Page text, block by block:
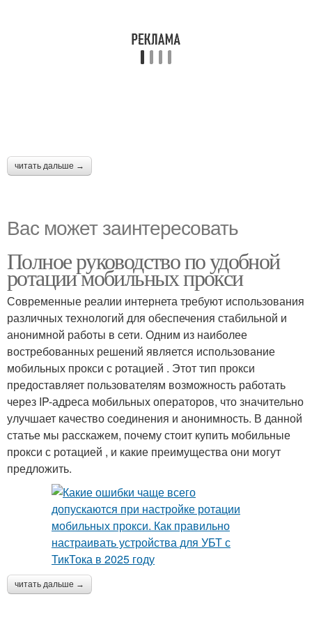
читать дальше →
Вас может заинтересовать
Полное руководство по удобной
ротации мобильных прокси
Современные реалии интернета требуют использования
различных технологий для обеспечения стабильной и
анонимной работы в сети. Одним из наиболее
востребованных решений является использование
мобильных прокси с ротацией . Этот тип прокси
предоставляет пользователям возможность работать
через IP-адреса мобильных операторов, что значительно
улучшает качество соединения и анонимность. В данной
статье мы расскажем, почему стоит купить мобильные
прокси с ротацией , и какие преимущества они могут
предложить.
читать дальше →